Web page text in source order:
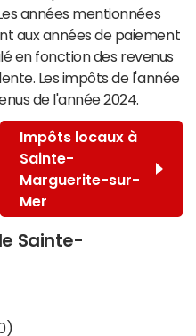
années mentionnées
aux années de paiement
en fonction des revenus
Les impôts de l'année
de l'année 2024.
Impôts locaux à
Sainte-
Marguerite-sur-
Mer
Sainte-